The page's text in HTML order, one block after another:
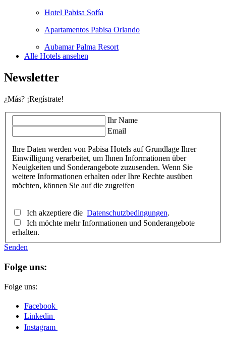
Hotel Pabisa Sofía
Apartamentos Pabisa Orlando
Aubamar Palma Resort
Alle Hotels ansehen
Newsletter
¿Más? ¡Regístrate!
Ihr Name
Email
Ihre Daten werden von Pabisa Hotels auf Grundlage Ihrer
Einwilligung verarbeitet, um Ihnen Informationen über
Neuigkeiten und Sonderangebote zuzusenden. Wenn Sie
weitere Informationen erhalten oder Ihre Rechte ausüben
möchten, können Sie auf die zugreifen
Datenschutzbedingungen.
Ich möchte mehr Informationen und Sonderangebote
erhalten.
Senden
Folge uns:
Folge uns:
Facebook
Linkedin
Instagram